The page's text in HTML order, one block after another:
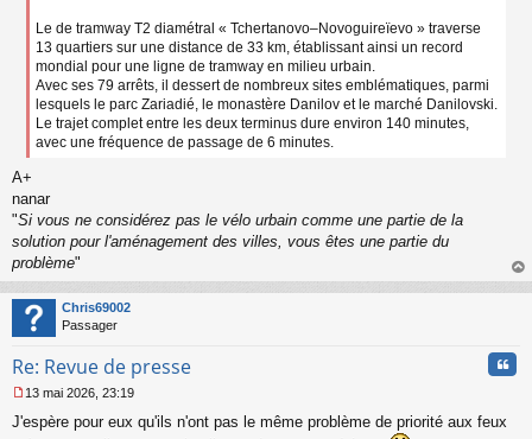
Le de tramway T2 diamétral « Tchertanovo–Novoguireïevo » traverse
13 quartiers sur une distance de 33 km, établissant ainsi un record
mondial pour une ligne de tramway en milieu urbain.
Avec ses 79 arrêts, il dessert de nombreux sites emblématiques, parmi
lesquels le parc Zariadié, le monastère Danilov et le marché Danilovski.
Le trajet complet entre les deux terminus dure environ 140 minutes,
avec une fréquence de passage de 6 minutes.
A+
nanar
"Si vous ne considérez pas le vélo urbain comme une partie de la
solution pour l'aménagement des villes, vous êtes une partie du
problème"
au
Chris69002
Passager
Re: Revue de presse
e
13 mai 2026, 23:19
J'espère pour eux qu'ils n'ont pas le même problème de priorité aux feux